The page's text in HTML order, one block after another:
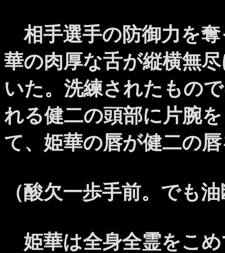
相手選手の防御力を
華の肉厚な舌が縦横無
いた。洗練されたもの
れる健二の頭部に片腕
て、姫華の唇が健二の
（酸欠一歩手前。でも
姫華は全身全霊をこ